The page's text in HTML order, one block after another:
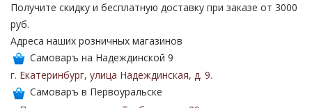
Получите скидку и бесплатную доставку при заказе от 3000
руб.
Адреса наших розничных магазинов
Самоваръ на Надеждинской 9
г. Екатеринбург, улица Надеждинская, д. 9.
Самоваръ в Первоуральске